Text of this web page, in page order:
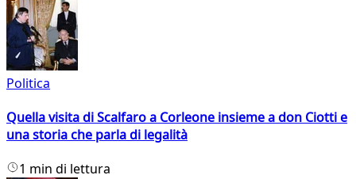
Politica
Quella visita di Scalfaro a Corleone insieme a don Ciotti e
una storia che parla di legalità
1 min di lettura